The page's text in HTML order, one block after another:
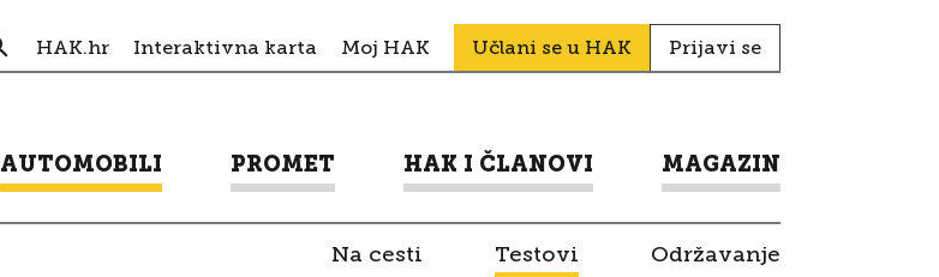
HAK.hr Interaktivna karta Moj HAK Učlani se u HAK Prijavi se
AUTOMOBILI PROMET HAK I ČLANOVI MAGAZIN
Na cesti Testovi Održavanje